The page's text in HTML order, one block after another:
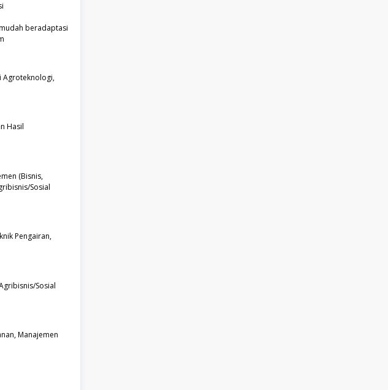
beradaptasi
Agroteknologi,
Hasil
(Bisnis,
Sosial
Pengairan,
Sosial
Manajemen